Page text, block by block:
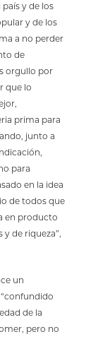
y de los
y de los
a no perder
de
orgullo por
que lo
prima para
junto a
para
en la idea
de todos que
en producto
de riqueza”,
un
de la
pero no